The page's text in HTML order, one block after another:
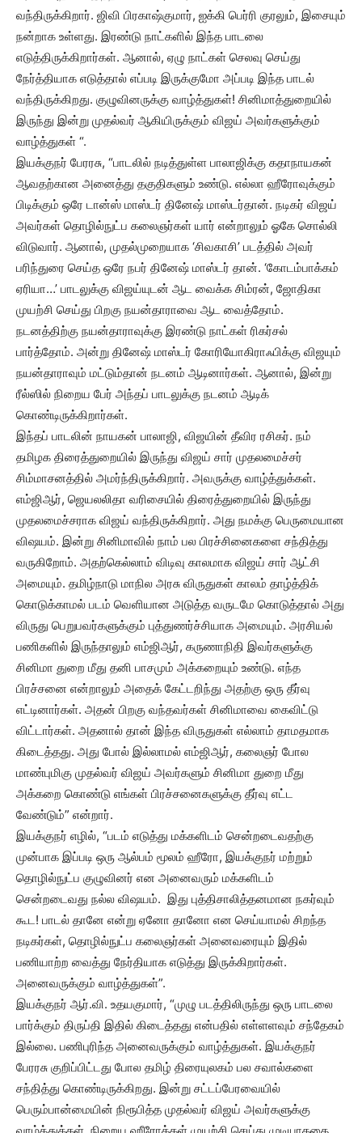
வந்திருக்கிறார். ஜிவி பிரகாஷ்குமார், ஐக்கி பெர்ரி குரலும், இசையும்
நன்றாக உள்ளது. இரண்டு நாட்களில் இந்த பாடலை
எடுத்திருக்கிறார்கள். ஆனால், ஏழு நாட்கள் செலவு செய்து
நேர்த்தியாக எடுத்தால் எப்படி இருக்குமோ அப்படி இந்த பாடல்
வந்திருக்கிறது. குழுவினருக்கு வாழ்த்துகள்! சினிமாத்துறையில்
இருந்து இன்று முதல்வர் ஆகியிருக்கும் விஜய் அவர்களுக்கும்
வாழ்த்துகள் “.
இயக்குநர் பேரரசு, “பாடலில் நடித்துள்ள பாலாஜிக்கு கதாநாயகன்
ஆவதற்கான அனைத்து தகுதிகளும் உண்டு. எல்லா ஹீரோவுக்கும்
பிடிக்கும் ஒரே டான்ஸ் மாஸ்டர் தினேஷ் மாஸ்டர்தான். நடிகர் விஜய்
அவர்கள் தொழில்நுட்ப கலைஞர்கள் யார் என்றாலும் ஓகே சொல்லி
விடுவார். ஆனால், முதல்முறையாக ‘சிவகாசி’ படத்தில் அவர்
பரிந்துரை செய்த ஒரே நபர் தினேஷ் மாஸ்டர் தான். ‘கோடம்பாக்கம்
ஏரியா…’ பாடலுக்கு விஜய்யுடன் ஆட வைக்க சிம்ரன், ஜோதிகா
முயற்சி செய்து பிறகு நயன்தாராவை ஆட வைத்தோம்.
நடனத்திற்கு நயன்தாராவுக்கு இரண்டு நாட்கள் ரிகர்சல்
பார்த்தோம். அன்று தினேஷ் மாஸ்டர் கோரியோகிராஃபிக்கு விஜயும்
நயன்தாராவும் மட்டும்தான் நடனம் ஆடினார்கள். ஆனால், இன்று
ரீல்ஸில் நிறைய பேர் அந்தப் பாடலுக்கு நடனம் ஆடிக்
கொண்டிருக்கிறார்கள்.
இந்தப் பாடலின் நாயகன் பாலாஜி, விஜயின் தீவிர ரசிகர். நம்
தமிழக திரைத்துறையில் இருந்து விஜய் சார் முதலமைச்சர்
சிம்மாசனத்தில் அமர்ந்திருக்கிறார். அவருக்கு வாழ்த்துக்கள்.
எம்ஜிஆர், ஜெயலலிதா வரிசையில் திரைத்துறையில் இருந்து
முதலமைச்சராக விஜய் வந்திருக்கிறார். அது நமக்கு பெருமையான
விஷயம். இன்று சினிமாவில் நாம் பல பிரச்சினைகளை சந்தித்து
வருகிறோம். அதற்கெல்லாம் விடிவு காலமாக விஜய் சார் ஆட்சி
அமையும். தமிழ்நாடு மாநில அரசு விருதுகள் காலம் தாழ்த்திக்
கொடுக்காமல் படம் வெளியான அடுத்த வருடமே கொடுத்தால் அது
விருது பெறுபவர்களுக்கும் புத்துணர்ச்சியாக அமையும். அரசியல்
பணிகளில் இருந்தாலும் எம்ஜிஆர், கருணாநிதி இவர்களுக்கு
சினிமா துறை மீது தனி பாசமும் அக்கறையும் உண்டு. எந்த
பிரச்சனை என்றாலும் அதைக் கேட்டறிந்து அதற்கு ஒரு தீர்வு
எட்டினார்கள். அதன் பிறகு வந்தவர்கள் சினிமாவை கைவிட்டு
விட்டார்கள். அதனால் தான் இந்த விருதுகள் எல்லாம் தாமதமாக
கிடைத்தது. அது போல் இல்லாமல் எம்ஜிஆர், கலைஞர் போல
மாண்புமிகு முதல்வர் விஜய் அவர்களும் சினிமா துறை மீது
அக்கறை கொண்டு எங்கள் பிரச்சனைகளுக்கு தீர்வு எட்ட
வேண்டும்” என்றார்.
இயக்குநர் எழில், “படம் எடுத்து மக்களிடம் சென்றடைவதற்கு
முன்பாக இப்படி ஒரு ஆல்பம் மூலம் ஹீரோ, இயக்குநர் மற்றும்
தொழில்நுட்ப குழுவினர் என அனைவரும் மக்களிடம்
சென்றடைவது நல்ல விஷயம். இது புத்திசாலித்தனமான நகர்வும்
கூட! பாடல் தானே என்று ஏனோ தானோ என செய்யாமல் சிறந்த
நடிகர்கள், தொழில்நுட்ப கலைஞர்கள் அனைவரையும் இதில்
பணியாற்ற வைத்து நேர்தியாக எடுத்து இருக்கிறார்கள்.
அனைவருக்கும் வாழ்த்துகள்”.
இயக்குநர் ஆர்.வி. உதயகுமார், “முழு படத்திலிருந்து ஒரு பாடலை
பார்க்கும் திருப்தி இதில் கிடைத்தது என்பதில் எள்ளளவும் சந்தேகம்
இல்லை. பணிபுரிந்த அனைவருக்கும் வாழ்த்துகள். இயக்குநர்
பேரரசு குறிப்பிட்டது போல தமிழ் திரையுலகம் பல சவால்களை
சந்தித்து கொண்டிருக்கிறது. இன்று சட்டப்பேரவையில்
பெரும்பான்மையின் நிரூபித்த முதல்வர் விஜய் அவர்களுக்கு